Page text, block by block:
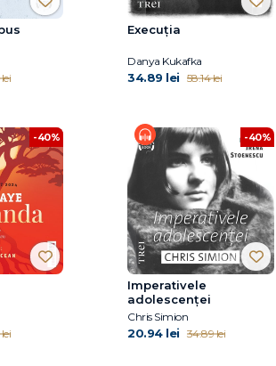
Execuția
Danya Kukafka
34.89 lei 58.14 lei
-40% -40%
Imperativele
adolescenței
Chris Simion
20.94 lei 34.89 lei